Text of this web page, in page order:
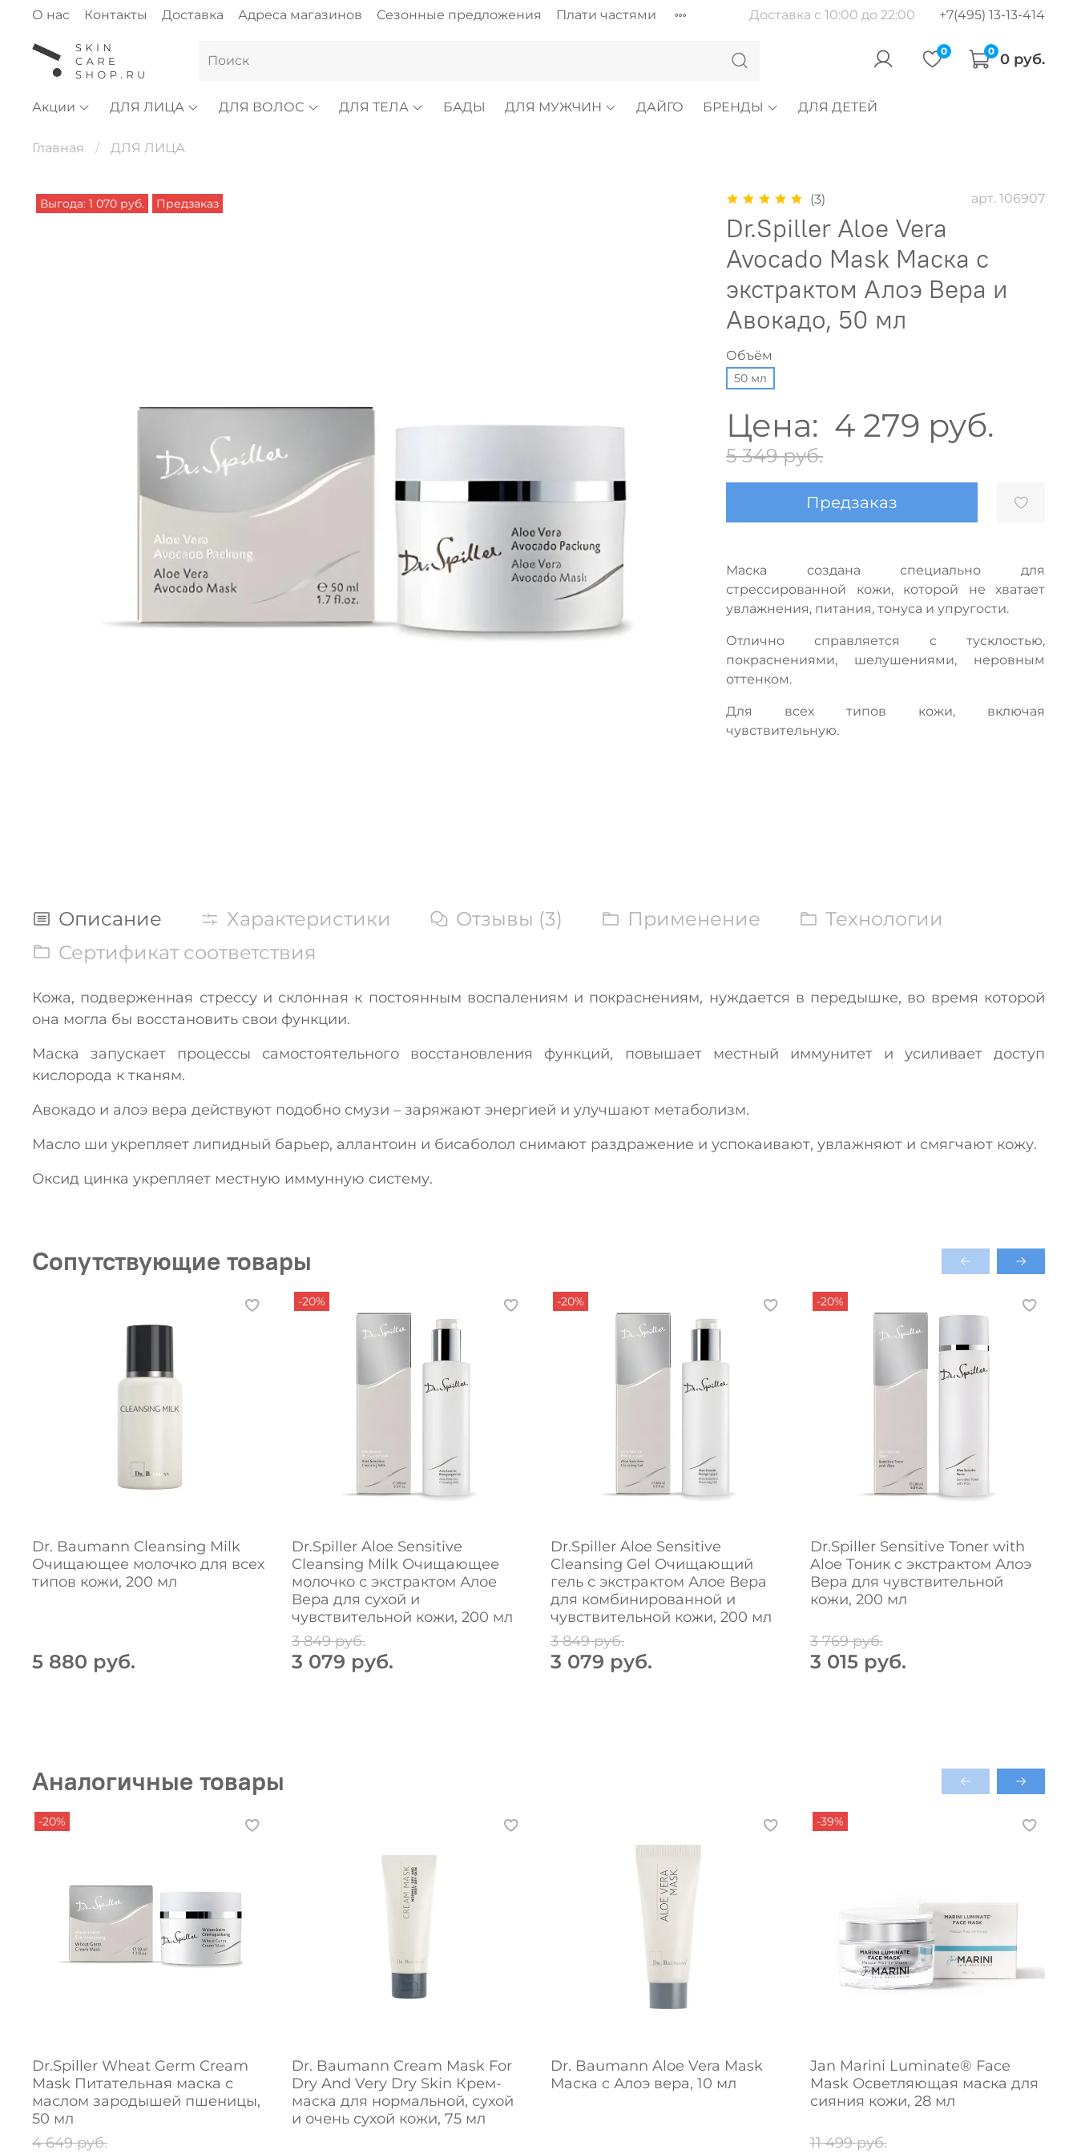
О нас Контакты Доставка Адреса магазинов Сезонные предложения Плати частями Доставка с 10:00 до 22:00 +7(495) 13-13-414
0 0 0 руб.
Акции ДЛЯ ЛИЦА ДЛЯ ВОЛОС ДЛЯ ТЕЛА БАДЫ ДЛЯ МУЖЧИН ДАЙГО БРЕНДЫ ДЛЯ ДЕТЕЙ
Главная ДЛЯ ЛИЦА
Выгода: 1 070 руб. Предзаказ (3) арт. 106907
Dr.Spiller Aloe Vera
Avocado Mask Маска с
экстрактом Алоэ Вера и
Авокадо, 50 мл
Объём
50 мл
Цена: 4 279 руб.
5 349 руб.
Предзаказ
Маска создана специально для
стрессированной кожи, которой не хватает
увлажнения, питания, тонуса и упругости.
Отлично справляется с тусклостью,
покраснениями, шелушениями, неровным
оттенком.
Для всех типов кожи, включая
чувствительную.
Описание Характеристики Отзывы (3) Применение
Технологии
Сертификат соответствия
Кожа, подверженная стрессу и склонная к постоянным воспалениям и покраснениям, нуждается в передышке, во время которой
она могла бы восстановить свои функции.
Маска запускает процессы самостоятельного восстановления функций, повышает местный иммунитет и усиливает доступ
кислорода к тканям.
Авокадо и алоэ вера действуют подобно смузи – заряжают энергией и улучшают метаболизм.
Масло ши укрепляет липидный барьер, аллантоин и бисаболол снимают раздражение и успокаивают, увлажняют и смягчают кожу.
Оксид цинка укрепляет местную иммунную систему.
Сопутствующие товары
Dr. Baumann Cleansing Milk
Очищающее молочко для всех
типов кожи, 200 мл
5 880 руб.
-20%
Dr.Spiller Aloe Sensitive
Cleansing Milk Очищающее
молочко с экстрактом Алое
Вера для сухой и
чувствительной кожи, 200 мл
3 849 руб.
3 079 руб.
-20%
Dr.Spiller Aloe Sensitive
Cleansing Gel Очищающий
гель с экстрактом Алое Вера
для комбинированной и
чувствительной кожи, 200 мл
3 849 руб.
3 079 руб.
-20%
Dr.Spiller Sensitive Toner with
Aloe Тоник с экстрактом Алоэ
Вера для чувствительной
кожи, 200 мл
3 769 руб.
3 015 руб.
Аналогичные товары
-20%
Dr.Spiller Wheat Germ Cream
Mask Питательная маска с
маслом зародышей пшеницы,
50 мл
4 649 руб.
Dr. Baumann Cream Mask For
Dry And Very Dry Skin Крем-
маска для нормальной, сухой
и очень сухой кожи, 75 мл
Dr. Baumann Aloe Vera Mask
Маска с Алоэ вера, 10 мл
-39%
Jan Marini Luminate® Face
Mask Осветляющая маска для
сияния кожи, 28 мл
11 499 руб.